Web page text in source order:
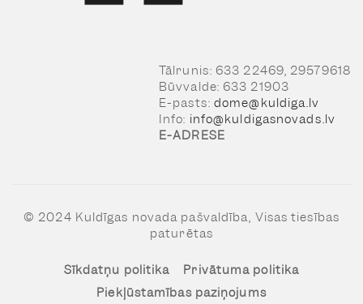
Tālrunis: 633 22469, 29579618
Būvvalde: 633 21903
E-pasts: dome@kuldiga.lv
Info: info@kuldigasnovads.lv
E-ADRESE
© 2024 Kuldīgas novada pašvaldība, Visas tiesības
paturētas
Sīkdatņu politika
Privātuma politika
Piekļūstamības paziņojums